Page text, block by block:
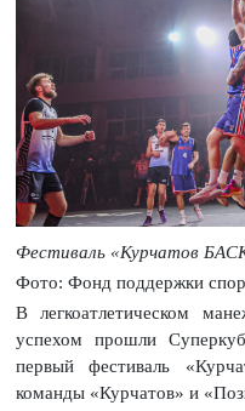
Фестиваль «Курчатов
Фото: Фонд поддержки
В легкоатлетическом
успехом прошли
первый фестиваль
команды «Курчатов» и